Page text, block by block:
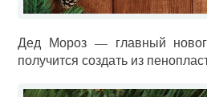
Дед Мороз — главный
получится создать из